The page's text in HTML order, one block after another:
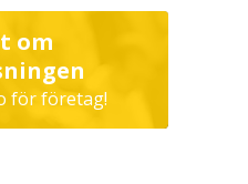
om
för företag!